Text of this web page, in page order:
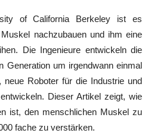
of California Berkeley ist es
nachzubauen und ihm eine
Die Ingenieure entwickeln die
Generation um irgendwann einmal
, neue Roboter für die Industrie und
Dieser Artikel zeigt, wie
ist, den menschlichen Muskel zu
fache zu verstärken.